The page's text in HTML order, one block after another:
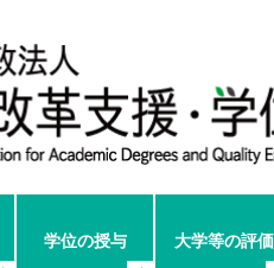
学位の授与 大学等の評価